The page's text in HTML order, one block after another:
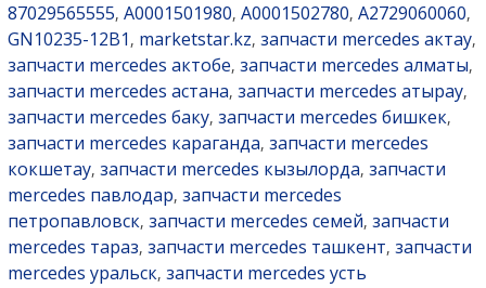
87029565555, A0001501980, A0001502780, A2729060060,
GN10235-12B1 , marketstar.kz, запчасти mercedes актау,
запчасти mercedes актобе, запчасти mercedes алматы,
запчасти mercedes астана, запчасти mercedes атырау,
запчасти mercedes баку, запчасти mercedes бишкек,
запчасти mercedes караганда, запчасти mercedes
кокшетау, запчасти mercedes кызылорда, запчасти
mercedes павлодар, запчасти mercedes
петропавловск, запчасти mercedes семей, запчасти
mercedes тараз, запчасти mercedes ташкент, запчасти
mercedes уральск, запчасти mercedes усть